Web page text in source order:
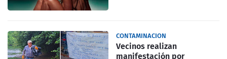
CONTAMINACION
Vecinos realizan
manifestación por